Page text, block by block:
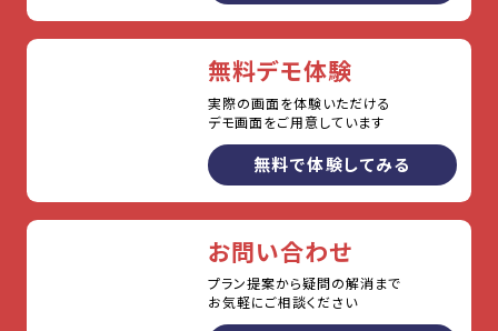
無料デモ体験
実際の画面を体験いただける
デモ画面をご用意しています
無料で体験してみる
お問い合わせ
プラン提案から疑問の解消まで
お気軽にご相談ください